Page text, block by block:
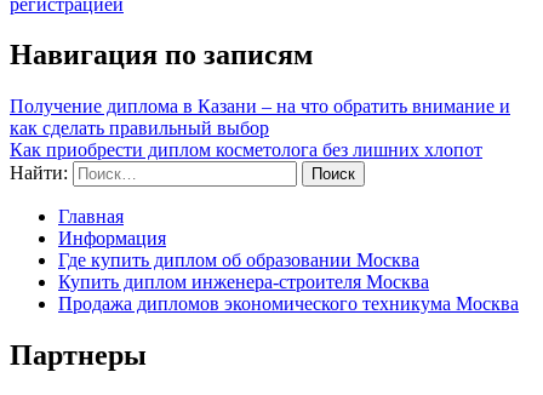
Навигация по записям
Получение диплома в Казани – на что обратить внимание и
как сделать правильный выбор
Как приобрести диплом косметолога без лишних хлопот
Найти:
Главная
Информация
Где купить диплом об образовании Москва
Купить диплом инженера-строителя Москва
Продажа дипломов экономического техникума Москва
Партнеры